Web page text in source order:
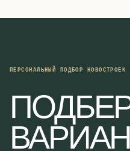
V
A
I
O
N
ПЕРСОНАЛЬНЫЙ ПОДБОР НОВОСТРОЕК